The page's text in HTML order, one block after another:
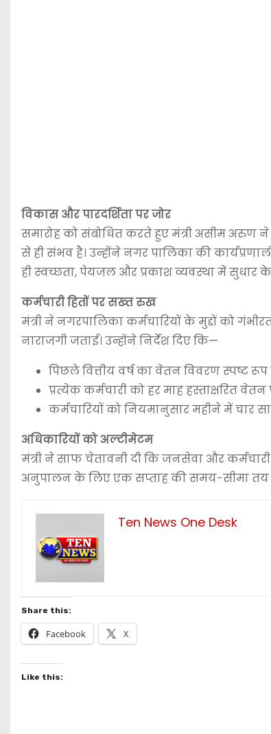
विकास और पारदर्शिता पर जोर
समारोह को संबोधित करते हुए मंत्री असीम अरुण
से ही संभव है। उन्होंने नगर पालिका की
ही स्वच्छता, पेयजल और प्रकाश व्यवस्था में सुधार के
कर्मचारी हितों पर सख्त रुख
मंत्री ने नगरपालिका कर्मचारियों के मुद्दों को
नाराजगी जताई। उन्होंने निर्देश दिए कि—
पिछले वित्तीय वर्ष का वेतन विवरण स्पष्ट
प्रत्येक कर्मचारी को हर माह हस्ताक्षरित वेतन
कर्मचारियों को नियमानुसार महीने में चार
अधिकारियों को अल्टीमेटम
मंत्री ने साफ चेतावनी दी कि जनसेवा और कर्मचारी
अनुपालन के लिए एक सप्ताह की समय-सीमा तय
Ten News One Desk
Share this:
Facebook X
Like this: